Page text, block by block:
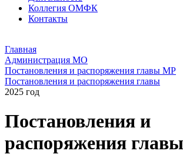
Коллегия ОМФК
Контакты
Главная
Администрация МО
Постановления и распоряжения главы МР
Постановления и распоряжения главы
2025 год
Постановления и
распоряжения